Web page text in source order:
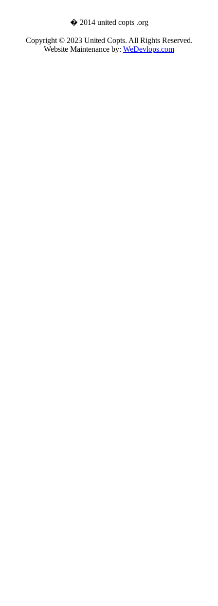
� 2014 united copts .org
Copyright © 2023 United Copts. All Rights Reserved.
Website Maintenance by: WeDevlops.com